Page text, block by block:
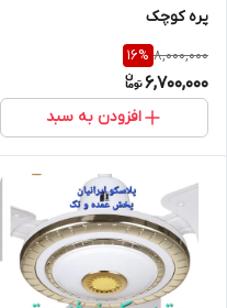
پره کوچک
8,000,000
16%
6,700,000
افزودن به سبد